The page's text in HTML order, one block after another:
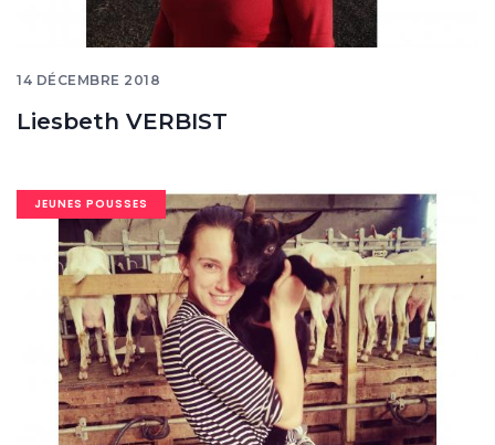
14 DÉCEMBRE 2018
Liesbeth VERBIST
JEUNES POUSSES
Image